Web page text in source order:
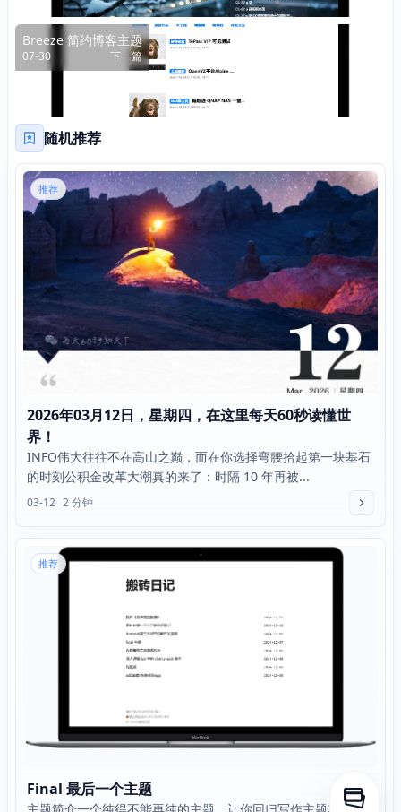
Breeze 简约博客主题
07-30 下一篇
随机推荐
推荐
2026年03月12日，星期四，在这里每天60秒读懂世
界！
INFO伟大往往不在高山之巅，而在你选择弯腰拾起第一块基石
的时刻公积金改革大潮真的来了：时隔 10 年再被...
03-12 2 分钟
推荐
Final 最后一个主题
打开侧